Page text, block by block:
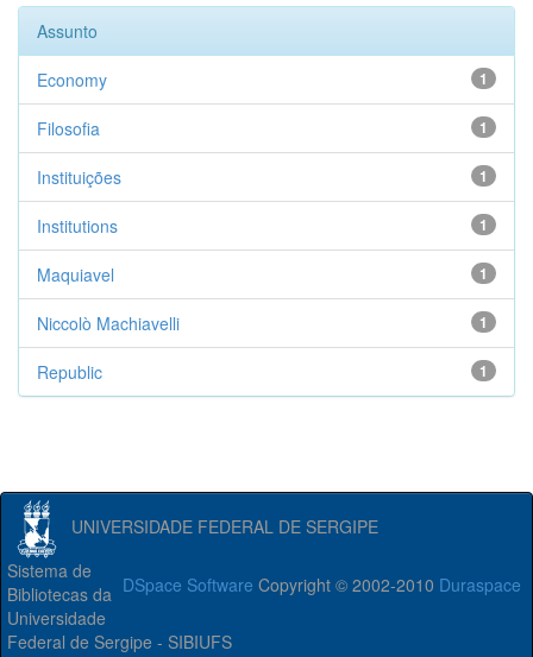
Assunto
1
Economy
1
Filosofia
1
Instituições
1
Institutions
1
Maquiavel
1
Niccolò Machiavelli
1
Republic
UNIVERSIDADE FEDERAL DE SERGIPE
DSpace Software Copyright © 2002-2010 Duraspace
Sistema de
Bibliotecas da
Universidade
Federal de Sergipe - SIBIUFS